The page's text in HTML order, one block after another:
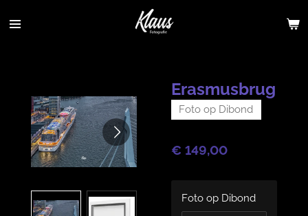
direct
Erasmusbrug
Foto op Dibond
€ 149,00
Foto op Dibond